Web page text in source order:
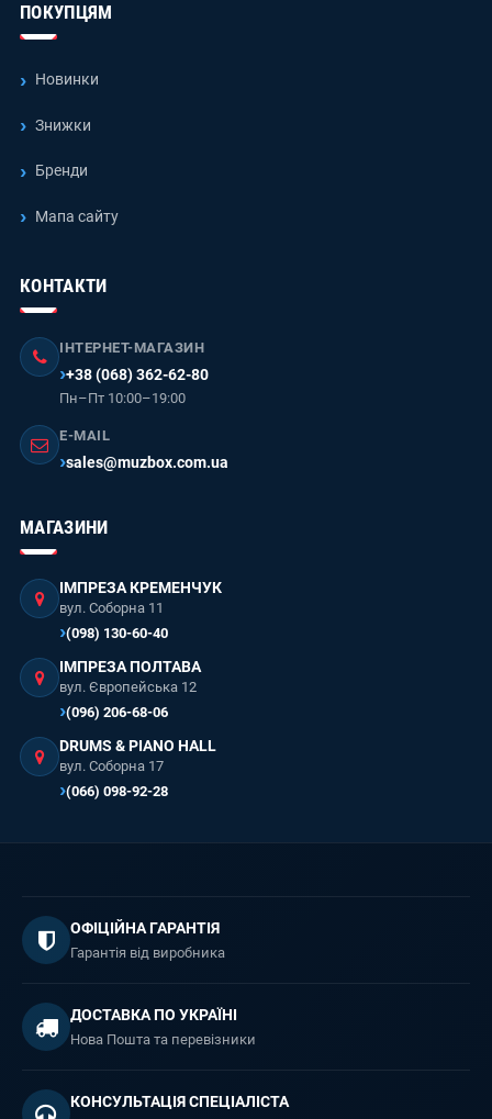
ПОКУПЦЯМ
Новинки
Знижки
Бренди
Мапа сайту
КОНТАКТИ
ІНТЕРНЕТ-МАГАЗИН
+38 (068) 362-62-80
Пн–Пт 10:00–19:00
E-MAIL
sales@muzbox.com.ua
МАГАЗИНИ
ІМПРЕЗА КРЕМЕНЧУК
вул. Соборна 11
(098) 130-60-40
ІМПРЕЗА ПОЛТАВА
вул. Європейська 12
(096) 206-68-06
DRUMS & PIANO HALL
вул. Соборна 17
(066) 098-92-28
ОФІЦІЙНА ГАРАНТІЯ
Гарантія від виробника
ДОСТАВКА ПО УКРАЇНІ
Нова Пошта та перевізники
КОНСУЛЬТАЦІЯ СПЕЦІАЛІСТА